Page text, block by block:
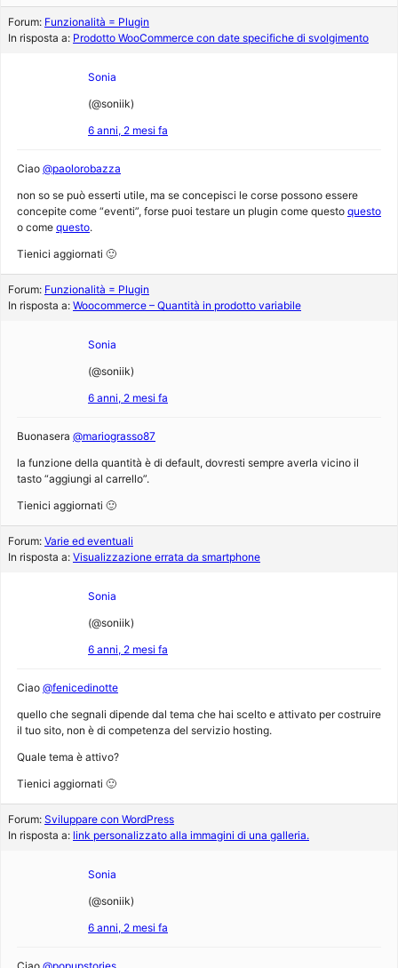
Forum: Funzionalità = Plugin
In risposta a: Prodotto WooCommerce con date specifiche di svolgimento
Sonia
(@soniik)
6 anni, 2 mesi fa
Ciao @paolorobazza
non so se può esserti utile, ma se concepisci le corse possono essere
concepite come “eventi”, forse puoi testare un plugin come questo questo
o come questo.
Tienici aggiornati 🙂
Forum: Funzionalità = Plugin
In risposta a: Woocommerce – Quantità in prodotto variabile
Sonia
(@soniik)
6 anni, 2 mesi fa
Buonasera @mariograsso87
la funzione della quantità è di default, dovresti sempre averla vicino il
tasto “aggiungi al carrello”.
Tienici aggiornati 🙂
Forum: Varie ed eventuali
In risposta a: Visualizzazione errata da smartphone
Sonia
(@soniik)
6 anni, 2 mesi fa
Ciao @fenicedinotte
quello che segnali dipende dal tema che hai scelto e attivato per costruire
il tuo sito, non è di competenza del servizio hosting.
Quale tema è attivo?
Tienici aggiornati 🙂
Forum: Sviluppare con WordPress
In risposta a: link personalizzato alla immagini di una galleria.
Sonia
(@soniik)
6 anni, 2 mesi fa